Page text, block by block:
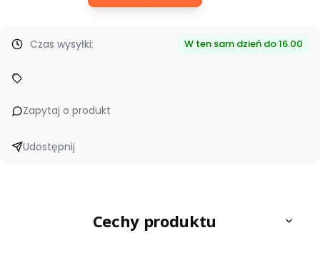
Czas wysyłki: W ten sam dzień do 16.00
Zapytaj o produkt
Udostępnij
Cechy produktu